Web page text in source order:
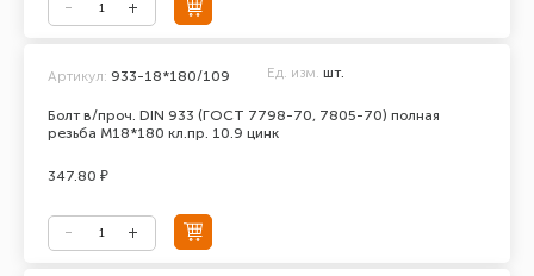
Болт в/проч. DIN 933 (ГОСТ 7798-70, 7805-70) полная
резьба М18*180 кл.пр. 10.9 цинк
Артикул: 933-18*180/109 Ед. изм. шт.
347.80 ₽